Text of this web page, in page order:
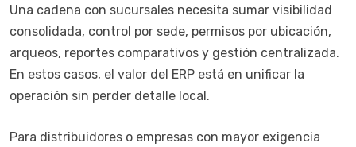
Una cadena con sucursales necesita sumar visibilidad
consolidada, control por sede, permisos por ubicación,
arqueos, reportes comparativos y gestión centralizada.
En estos casos, el valor del ERP está en unificar la
operación sin perder detalle local.
Para distribuidores o empresas con mayor exigencia